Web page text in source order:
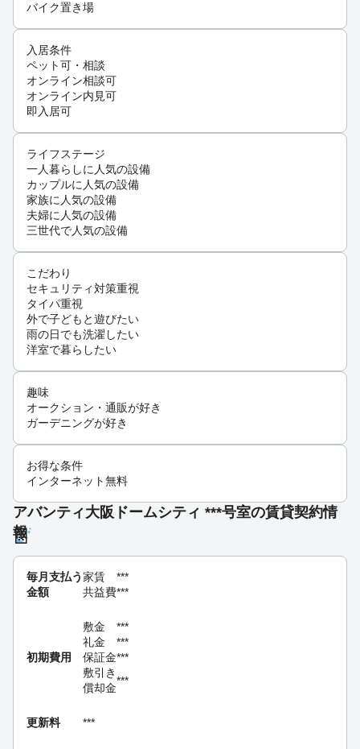
バイク置き場
入居条件
ペット可・相談
オンライン相談可
オンライン内見可
即入居可
ライフステージ
一人暮らしに人気の設備
カップルに人気の設備
家族に人気の設備
夫婦に人気の設備
三世代で人気の設備
こだわり
セキュリティ対策重視
タイパ重視
外で子どもと遊びたい
雨の日でも洗濯したい
洋室で暮らしたい
趣味
オークション・通販が好き
ガーデニングが好き
お得な条件
インターネット無料
アバンティ大阪ドームシティ ***号室の賃貸契約情
報
毎月支払う
金額
家賃
***
共益費***
初期費用
敷金
***
礼金
***
保証金***
敷引き
償却金
***
更新料 ***